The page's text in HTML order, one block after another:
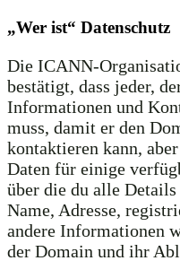
„Wer ist“ Datenschutz
Die ICANN-
bestätigt, dass jeder,
Informationen und
muss, damit er den
kontaktieren kann,
Daten für einige
über die du alle
Name, Adresse,
andere Informationen
der Domain und ihr